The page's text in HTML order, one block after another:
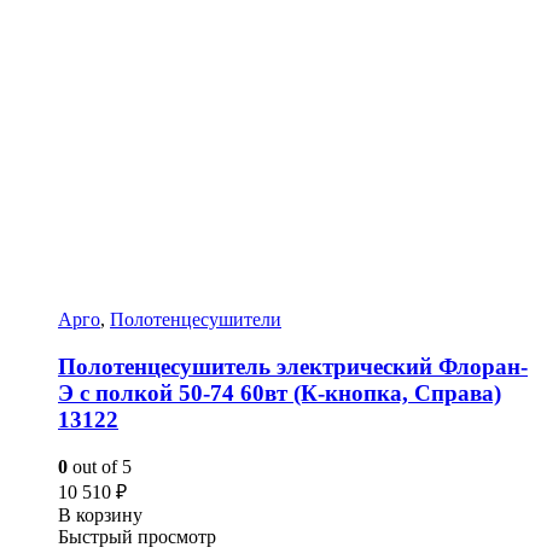
Арго, Полотенцесушители
Полотенцесушитель электрический Флоран-
Э с полкой 50-74 60вт (К-кнопка, Справа)
13122
0 out of 5
10 510 ₽
В корзину
Быстрый просмотр